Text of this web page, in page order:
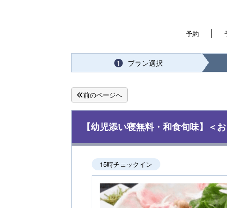
予約
1 プラン選択
前のページへ
【幼児添い寝無料・和食旬味】＜
15時チェックイン